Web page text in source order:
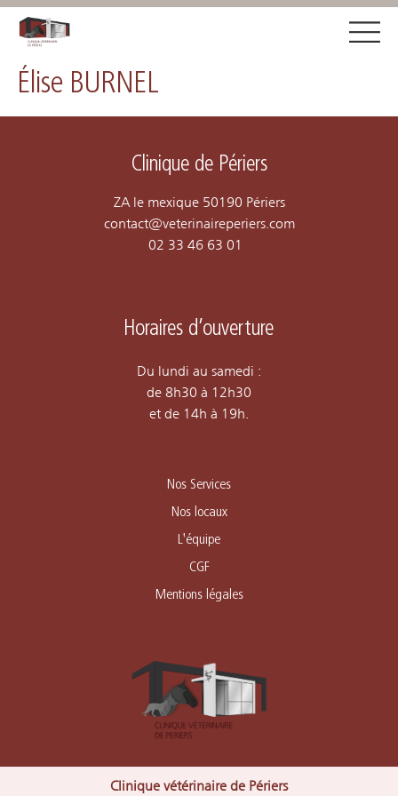
Élise BURNEL
Clinique de Périers
ZA le mexique 50190 Périers
contact@veterinaireperiers.com
02 33 46 63 01
Horaires d’ouverture
Du lundi au samedi :
de 8h30 à 12h30
et de 14h à 19h.
Nos Services
Nos locaux
L'équipe
CGF
Mentions légales
Clinique vétérinaire de Périers